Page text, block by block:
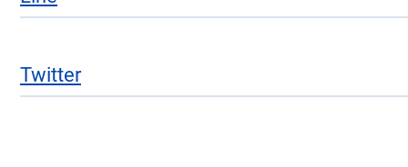
Twitter